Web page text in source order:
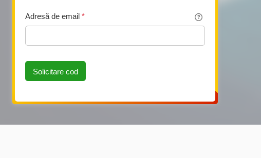
Adresă de email *
Solicitare cod
Această pagină folosește Cookie-uri
mai bună. Dacă folosiți această pagină trebuie să acceptați
cookie-urilor.
aici pt a citi mai mult despre cookie-uri